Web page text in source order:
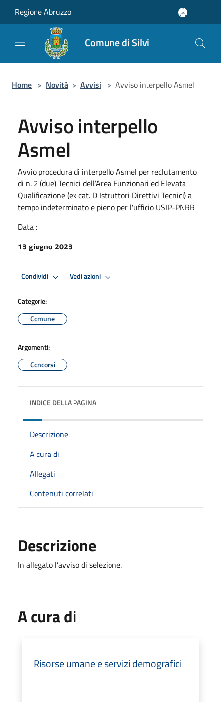
Regione Abruzzo
Comune di Silvi
Home > Novità > Avvisi > Avviso interpello Asmel
Avviso interpello
Asmel
Avvio procedura di interpello Asmel per reclutamento
di n. 2 (due) Tecnici dell’Area Funzionari ed Elevata
Qualificazione (ex cat. D Istruttori Direttivi Tecnici) a
tempo indeterminato e pieno per l'ufficio USIP-PNRR
Data :
13 giugno 2023
Condividi Vedi azioni
Categorie:
Comune
Argomenti:
Concorsi
INDICE DELLA PAGINA
Descrizione
A cura di
Allegati
Contenuti correlati
Descrizione
In allegato l’avviso di selezione.
A cura di
Risorse umane e servizi demografici